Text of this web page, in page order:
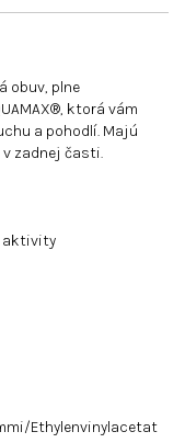
obuv, plne
ktorá vám
a pohodlí. Majú
zadnej časti.
aktivity
Ethylenvinylacetat